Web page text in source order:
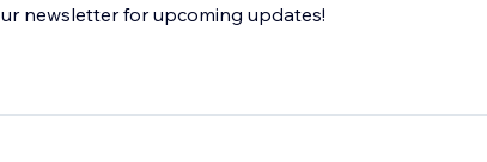
newsletter for upcoming updates!